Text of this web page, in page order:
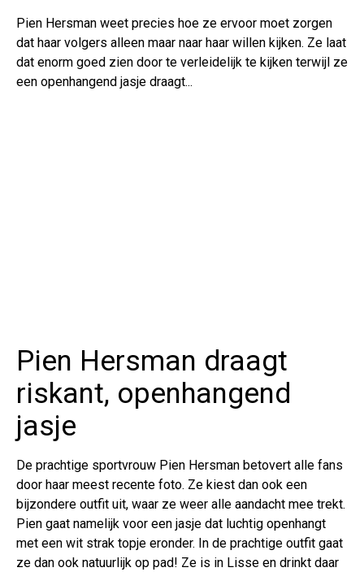
Pien Hersman weet precies hoe ze ervoor moet zorgen
dat haar volgers alleen maar naar haar willen kijken. Ze laat
dat enorm goed zien door te verleidelijk te kijken terwijl ze
een openhangend jasje draagt...
Pien Hersman draagt
riskant, openhangend
jasje
De prachtige sportvrouw Pien Hersman betovert alle fans
door haar meest recente foto. Ze kiest dan ook een
bijzondere outfit uit, waar ze weer alle aandacht mee trekt.
Pien gaat namelijk voor een jasje dat luchtig openhangt
met een wit strak topje eronder. In de prachtige outfit gaat
ze dan ook natuurlijk op pad! Ze is in Lisse en drinkt daar